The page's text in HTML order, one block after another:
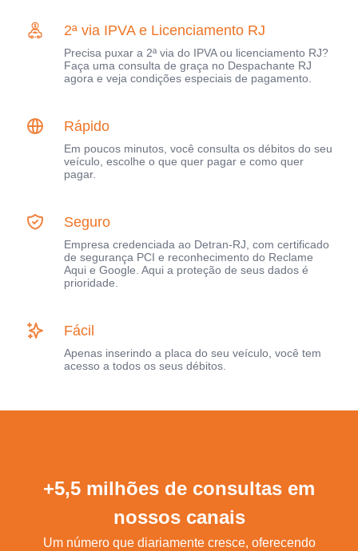
2ª via IPVA e Licenciamento RJ
Precisa puxar a 2ª via do IPVA ou licenciamento RJ?
Faça uma consulta de graça no Despachante RJ
agora e veja condições especiais de pagamento.
Rápido
Em poucos minutos, você consulta os débitos do seu
veículo, escolhe o que quer pagar e como quer
pagar.
Seguro
Empresa credenciada ao Detran-RJ, com certificado
de segurança PCI e reconhecimento do Reclame
Aqui e Google. Aqui a proteção de seus dados é
prioridade.
Fácil
Apenas inserindo a placa do seu veículo, você tem
acesso a todos os seus débitos.
+5,5 milhões de consultas em
nossos canais
Um número que diariamente cresce, oferecendo